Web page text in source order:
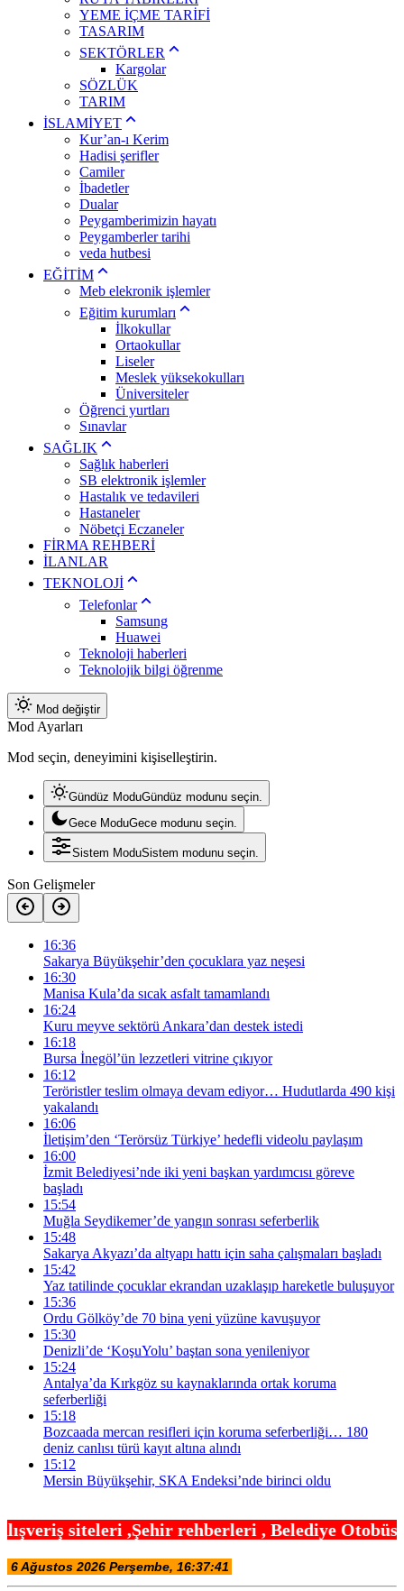
YEME İÇME TARİFİ
TASARIM
SEKTÖRLER
Kargolar
SÖZLÜK
TARIM
İSLAMİYET
Kur’an-ı Kerim
Hadisi şerifler
Camiler
İbadetler
Dualar
Peygamberimizin hayatı
Peygamberler tarihi
veda hutbesi
EĞİTİM
Meb elekronik işlemler
Eğitim kurumları
İlkokullar
Ortaokullar
Liseler
Meslek yüksekokulları
Üniversiteler
Öğrenci yurtları
Sınavlar
SAĞLIK
Sağlık haberleri
SB elektronik işlemler
Hastalık ve tedavileri
Hastaneler
Nöbetçi Eczaneler
FİRMA REHBERİ
İLANLAR
TEKNOLOJİ
Telefonlar
Samsung
Huawei
Teknoloji haberleri
Teknolojik bilgi öğrenme
Mod değiştir
Mod Ayarları
Mod seçin, deneyimini kişiselleştirin.
Gündüz ModuGündüz modunu seçin.
Gece ModuGece modunu seçin.
Sistem ModuSistem modunu seçin.
Son Gelişmeler
16:36
Sakarya Büyükşehir’den çocuklara yaz neşesi
16:30
Manisa Kula’da sıcak asfalt tamamlandı
16:24
Kuru meyve sektörü Ankara’dan destek istedi
16:18
Bursa İnegöl’ün lezzetleri vitrine çıkıyor
16:12
Teröristler teslim olmaya devam ediyor… Hudutlarda 490 kişi
yakalandı
16:06
İletişim’den ‘Terörsüz Türkiye’ hedefli videolu paylaşım
16:00
İzmit Belediyesi’nde iki yeni başkan yardımcısı göreve
başladı
15:54
Muğla Seydikemer’de yangın sonrası seferberlik
15:48
Sakarya Akyazı’da altyapı hattı için saha çalışmaları başladı
15:42
Yaz tatilinde çocuklar ekrandan uzaklaşıp hareketle buluşuyor
15:36
Ordu Gölköy’de 70 bina yeni yüzüne kavuşuyor
15:30
Denizli’de ‘KoşuYolu’ baştan sona yenileniyor
15:24
Antalya’da Kırkgöz su kaynaklarında ortak koruma
seferberliği
15:18
Bozcaada mercan resifleri için koruma seferberliği… 180
deniz canlısı türü kayıt altına alındı
15:12
Mersin Büyükşehir, SKA Endeksi’nde birinci oldu
,Şehir rehberleri , Belediye